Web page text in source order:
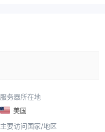
服务器所在地
美国
主要访问国家/地区